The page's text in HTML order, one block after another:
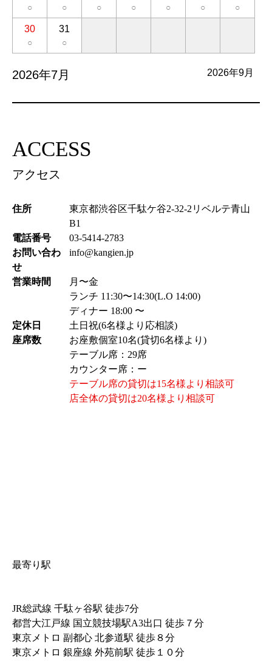
○ ○ ○ ○ ○ ○ ○
30
○
31
○
2026年7月 2026年9月
ACCESS
アクセス
住所
東京都渋谷区千駄ケ谷2-32-2リベルテ青山
B1
電話番号
03-5414-2783
お問い合わ
せ
info@kangien.jp
営業時間
月〜金
ランチ 11:30〜14:30(L.O 14:00)
ディナー 18:00 〜
定休日
土日祝(6名様より応相談)
座席数
お座敷個室10名(貸切6名様より)
テーブル席：29席
カウンター席：ー
テーブル席の貸切は15名様より相談可
店全体の貸切は20名様より相談可
最寄り駅
JR総武線 千駄ヶ谷駅 徒歩7分
都営大江戸線 国立競技場駅A3出口 徒歩７分
東京メトロ 副都心 北参道駅 徒歩８分
東京メトロ 銀座線 外苑前駅 徒歩１０分